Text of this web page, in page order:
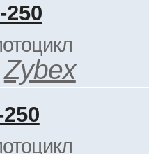
Zybex